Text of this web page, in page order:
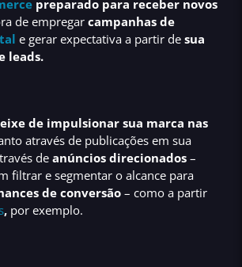
preparado para receber novos
de empregar campanhas de
e gerar expectativa a partir de sua
leads.
de impulsionar sua marca nas
através de publicações em sua
de anúncios direcionados –
filtrar e segmentar o alcance para
de conversão – como a partir
, por exemplo.